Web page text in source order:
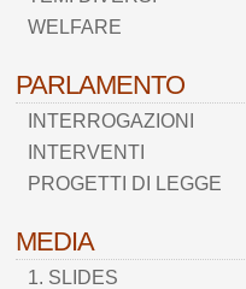
WELFARE
PARLAMENTO
INTERROGAZIONI
INTERVENTI
PROGETTI DI LEGGE
MEDIA
1. SLIDES